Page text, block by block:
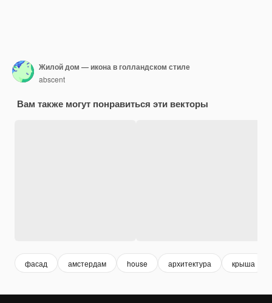
Жилой дом — икона в голландском стиле
abscent
Вам также могут понравиться эти векторы
фасад амстердам house архитектура крыша